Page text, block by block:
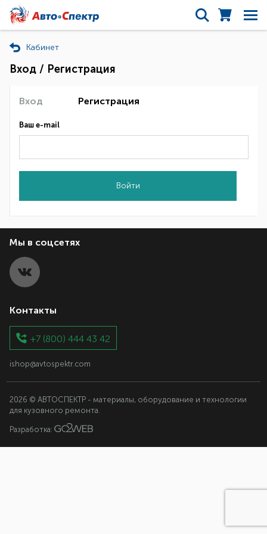
Кабинет
Вход / Регистрация
Вход Регистрация
Ваш e-mail
Войти
Мы в соцсетях
Контакты
+7 (800) 444 43 42
ishop@avtospektr.com
2026 © АВТОСПЕКТР - материалы, оборудование и технологии
для кузовного ремонта.
Разработка: